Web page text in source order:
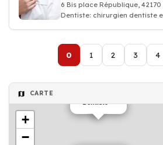
6 Bis place République, 42170
Dentiste: chirurgien dentiste
0 1 2 3 4
CARTE
+
−